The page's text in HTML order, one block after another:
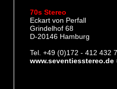
70s Stereo
Eckart von Perfall
Grindelhof 68
D-20146 Hamburg
Tel. +49 (0)172 - 412 432 7
www.seventiesstereo.de